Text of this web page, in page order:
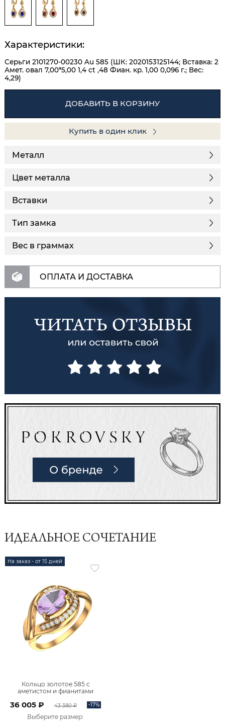
Характеристики:
Серьги 2101270-00230 Au 585 (ШК: 2020153125144; Вставка: 2
Амет. овал 7,00*5,00 1,4 ct ,48 Фиан. кр. 1,00 0,096 г.; Вес:
4,29)
ДОБАВИТЬ В КОРЗИНУ
Купить в один клик
Металл
Цвет металла
Вставки
Тип замка
Вес в граммах
ОПЛАТА И ДОСТАВКА
ИДЕАЛЬНОЕ СОЧЕТАНИЕ
На заказ - от 15 дней
Кольцо золотое 585 с
аметистом и фианитами
36 005 ₽ 43 380 ₽ -17%
Выберите размер: